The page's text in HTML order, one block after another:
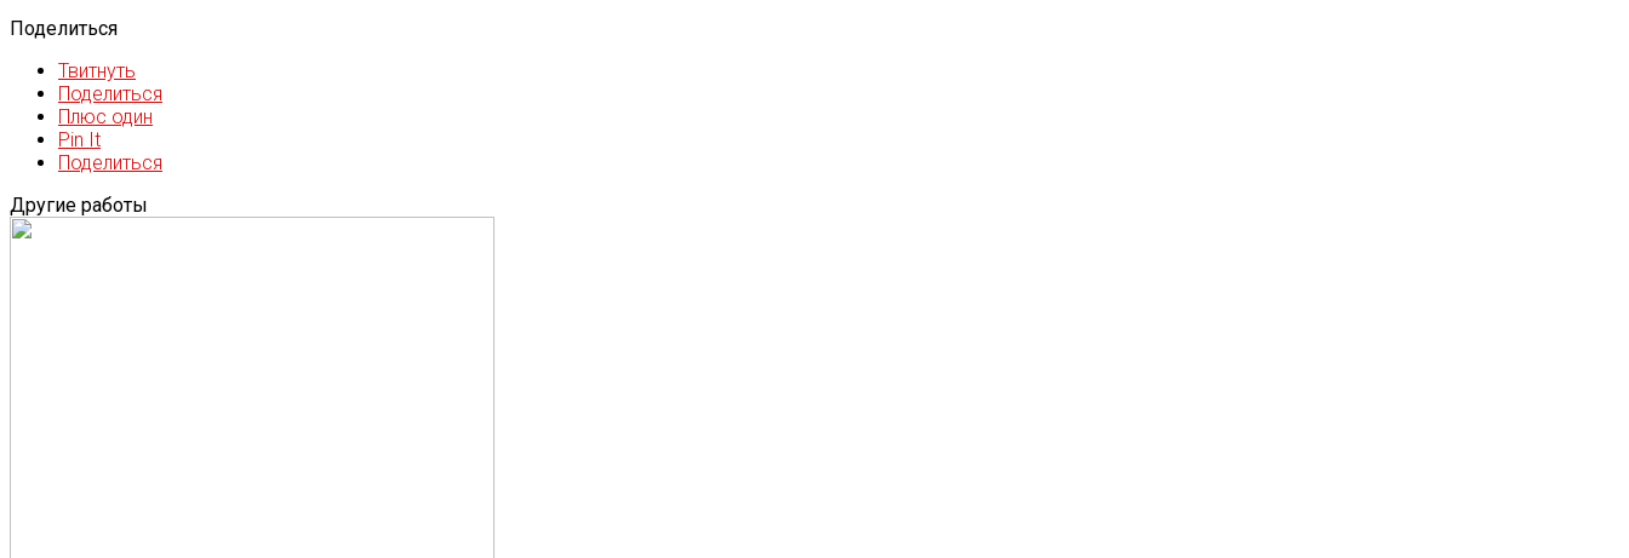
Поделиться
Твитнуть
Поделиться
Плюс один
Pin It
Поделиться
Другие работы